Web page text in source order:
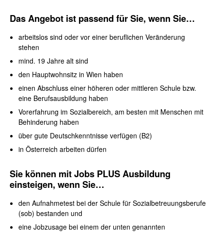
Das Angebot ist passend für Sie, wenn Sie…
arbeitslos sind oder vor einer beruflichen Veränderung
stehen
mind. 19 Jahre alt sind
den Hauptwohnsitz in Wien haben
einen Abschluss einer höheren oder mittleren Schule bzw.
eine Berufsausbildung haben
Vorerfahrung im Sozialbereich, am besten mit Menschen mit
Behinderung haben
über gute Deutschkenntnisse verfügen (B2)
in Österreich arbeiten dürfen
Sie können mit Jobs PLUS Ausbildung
einsteigen, wenn Sie…
den Aufnahmetest bei der Schule für Sozialbetreuungsberufe
(sob) bestanden und
eine Jobzusage bei einem der unten genannten